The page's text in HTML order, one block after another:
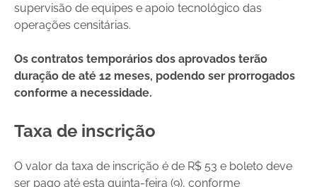
supervisão de equipes e apoio tecnológico das
operações censitárias.
Os contratos temporários dos aprovados terão
duração de até 12 meses, podendo ser prorrogados
conforme a necessidade.
Taxa de inscrição
O valor da taxa de inscrição é de R$ 53 e boleto deve
ser pago até esta quinta-feira (9), conforme